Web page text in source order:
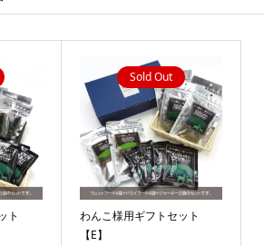
ト
Sold Out
わんこ様用ギフトセット
【E】